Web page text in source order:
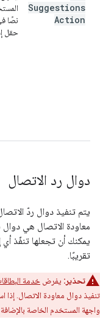
Suggestions
Action
نصًا في
حقل
دوال رد الاتصال
يتم تنفيذ دوال ردّ
يمكنك أن تجعلها تنفّذ
تقريبًا.
تحذير: يفرض خدمة
تنفيذ دوال معاودة الاتصال. إذا
واجهة المستخدم الخاصة